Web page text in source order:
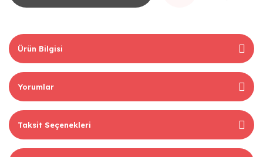
Ürün Bilgisi
Yorumlar
Taksit Seçenekleri